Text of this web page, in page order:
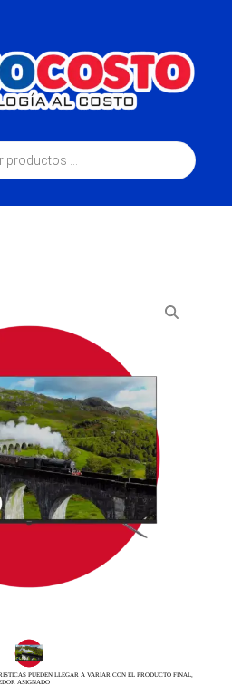
PUEDEN LLEGAR A VARIAR CON EL PRODUCTO FINAL,
ASIGNADO